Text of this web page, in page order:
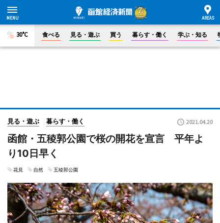
30°C 食べる 見る・遊ぶ 買う 暮らす・働く 学ぶ・知る
見る・遊ぶ 暮らす・働く 2021.04.20
函館・五稜郭公園で桜の開花を宣言 平年よ
り10日早く
花見 自然 五稜郭公園